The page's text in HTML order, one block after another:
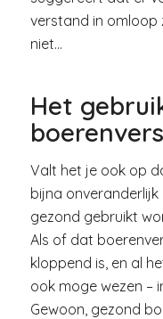
verstand in omloop
niet…
Het
Valt het je ook op
bijna
gezond gebruikt
Als of dat
kloppend is, en al
ook moge wezen –
Gewoon, gezond